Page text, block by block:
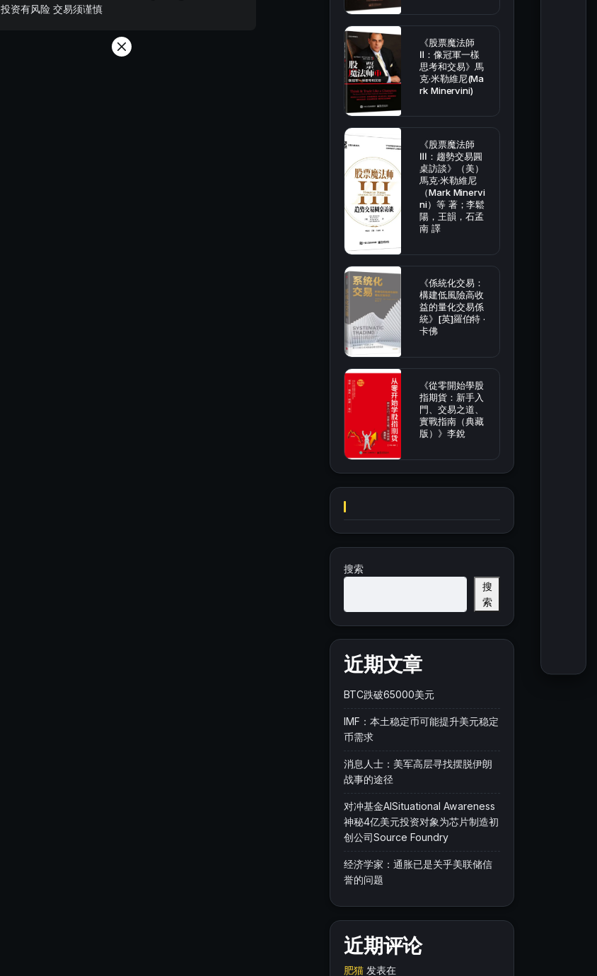
《股票魔法師
Ⅱ：像冠軍一樣
思考和交易》馬
克·米勒維尼(Ma
rk Minervini)
《股票魔法師
Ⅲ：趨勢交易圓
桌訪談》（美）
馬克·米勒維尼
（Mark Minervi
ni）等 著；李鬆
陽，王韻，石孟
南 譯
《係統化交易：
構建低風險高收
益的量化交易係
統》[英]羅伯特 ·
卡佛
《從零開始學股
指期貨：新手入
門、交易之道、
實戰指南（典藏
版）》李銳
搜索
搜
索
近期文章
BTC跌破65000美元
IMF：本土稳定币可能提升美元稳定
币需求
消息人士：美军高层寻找摆脱伊朗
战事的途径
对冲基金AISituational Awareness
神秘4亿美元投资对象为芯片制造初
创公司Source Foundry
经济学家：通胀已是关乎美联储信
誉的问题
近期评论
肥猫 发表在
投资有风险 交易须谨慎